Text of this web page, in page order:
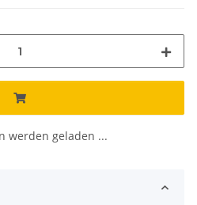
werden geladen ...